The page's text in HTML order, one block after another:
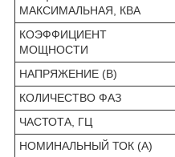
МАКСИМАЛЬНАЯ, КВА
КОЭФФИЦИЕНТ
МОЩНОСТИ
НАПРЯЖЕНИЕ (В)
КОЛИЧЕСТВО ФАЗ
ЧАСТОТА, ГЦ
НОМИНАЛЬНЫЙ ТОК (А)